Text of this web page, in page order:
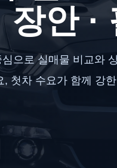
장안
으로 실매물 비교와
첫차 수요가 함께 강